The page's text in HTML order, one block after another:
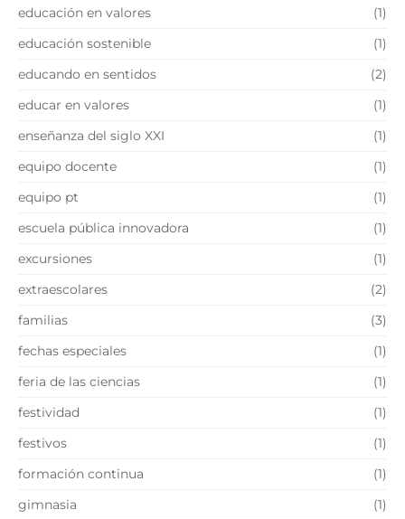
educación en valores
(1)
educación sostenible
(1)
educando en sentidos
(2)
educar en valores
(1)
enseñanza del siglo XXI
(1)
equipo docente
(1)
equipo pt
(1)
escuela pública innovadora
(1)
excursiones
(1)
extraescolares
(2)
familias
(3)
fechas especiales
(1)
feria de las ciencias
(1)
festividad
(1)
festivos
(1)
formación continua
(1)
gimnasia
(1)